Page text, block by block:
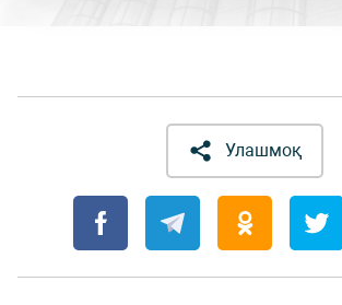
Улашмоқ